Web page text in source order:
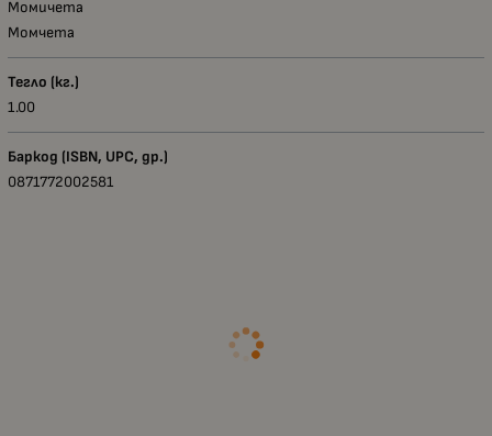
Момичета
Момчета
Тегло (кг.)
1.00
Баркод (ISBN, UPC, др.)
0871772002581